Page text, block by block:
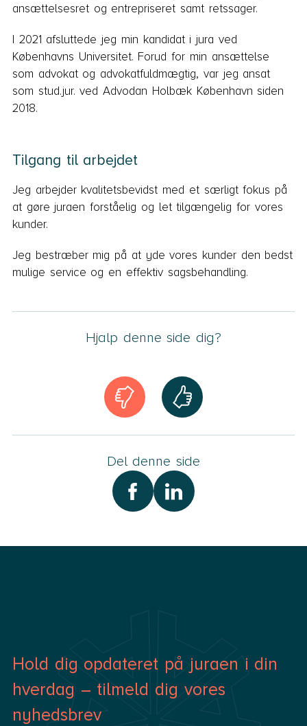
ansættelsesret og entrepriseret samt retssager.
I 2021 afsluttede jeg min kandidat i jura ved
Københavns Universitet. Forud for min ansættelse
som advokat og advokatfuldmægtig, var jeg ansat
som stud.jur. ved Advodan Holbæk København siden
2018.
Tilgang til arbejdet
Jeg arbejder kvalitetsbevidst med et særligt fokus på
at gøre juraen forståelig og let tilgængelig for vores
kunder.
Jeg bestræber mig på at yde vores kunder den bedst
mulige service og en effektiv sagsbehandling.
Hjalp denne side dig?
Del denne side
Hold dig opdateret på juraen i din
hverdag – tilmeld dig vores
nyhedsbrev